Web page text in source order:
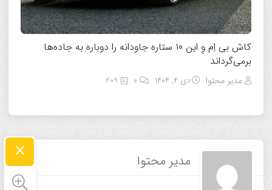
کاش بی‌ اِم وِ این ۱۰ ستاره جاودانه را دوباره به جاده‌ها
برمی‌گرداند
مدیر محتوا دی ۴, ۱۴۰۴ 209
مدیر محتوا ×